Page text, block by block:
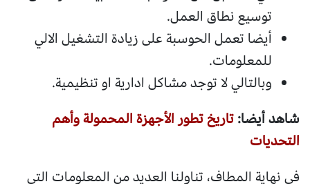
توسيع نطاق العمل.
أيضا تعمل الحوسبة على زيادة التشغيل الالي
للمعلومات.
وبالتالي لا توجد مشاكل ادارية او تنظيمية.
شاهد أيضا:تاريخ تطور الأجهزة المحمولة وأهم
التحديات
في نهاية المطاف، تناولنا العديد من المعلومات التي